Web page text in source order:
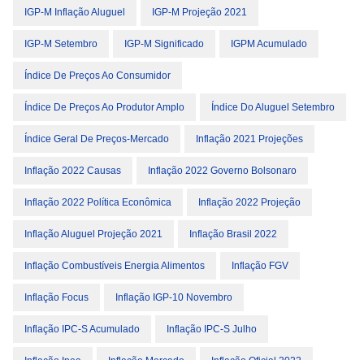
IGP-M Inflação Aluguel IGP-M Projeção 2021
IGP-M Setembro IGP-M Significado IGPM Acumulado
Índice De Preços Ao Consumidor
Índice De Preços Ao Produtor Amplo Índice Do Aluguel Setembro
Índice Geral De Preços-Mercado Inflação 2021 Projeções
Inflação 2022 Causas Inflação 2022 Governo Bolsonaro
Inflação 2022 Política Econômica Inflação 2022 Projeção
Inflação Aluguel Projeção 2021 Inflação Brasil 2022
Inflação Combustíveis Energia Alimentos Inflação FGV
Inflação Focus Inflação IGP-10 Novembro
Inflação IPC-S Acumulado Inflação IPC-S Julho